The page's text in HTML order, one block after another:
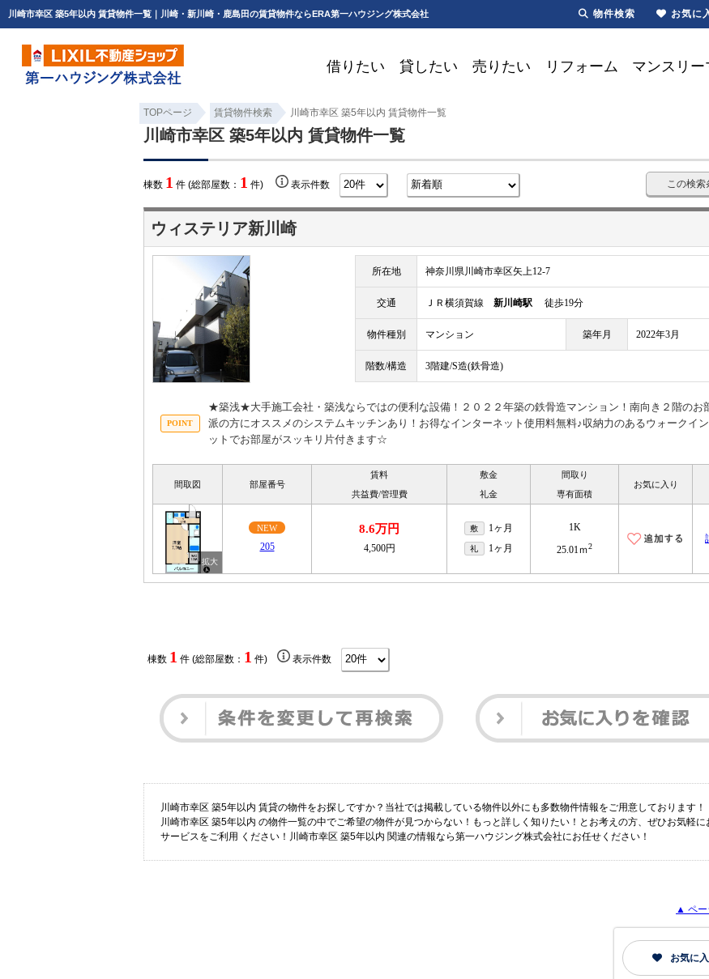
川崎市幸区 築5年以内 賃貸物件一覧｜川崎・新川崎・鹿島田の賃貸物件ならERA第一ハウジング株式会社
借りたい 貸したい 売りたい リフォーム マンスリ
TOPページ 賃貸物件検索 川崎市幸区 築5年以内 賃貸物件一覧
川崎市幸区 築5年以内 賃貸物件一覧
棟数 1 件 (総部屋数： 1 件) 表示件数 この検索
ウィステリア新川崎
所在地 神奈川県川崎市幸区矢上12-7
交通 ＪＲ横須賀線 新川崎駅 徒歩19分
物件種別 マンション 築年月 2022年3月
階数/構造 3階建/S造(鉄骨造)
★築浅★大手施工会社・築浅ならではの便利な設備！２０２２年築の鉄骨造マンション！南向き２階のお
派の方にオススメのシステムキッチンあり！お得なインターネット使用料無料♪収納力のあるウォークイ
ットでお部屋がスッキリ片付きます☆
間取図 部屋番号
賃料
共益費/管理費
敷金
礼金
間取り
専有面積
お気に入り
NEW
205
8.6万円
4,500円
敷 1ヶ月
礼 1ヶ月
1K
25.01ｍ2
棟数 1 件 (総部屋数： 1 件) 表示件数
川崎市幸区 築5年以内 賃貸の物件をお探しですか？当社では掲載している物件以外にも多数物件情報をご用意しております！
川崎市幸区 築5年以内 の物件一覧の中でご希望の物件が見つからない！もっと詳しく知りたい！とお考えの方、ぜひお気軽に
サービスをご利用 ください！川崎市幸区 築5年以内 関連の情報なら第一ハウジング株式会社にお任せください！
▲ ペー
お気に
物件検索 お気に